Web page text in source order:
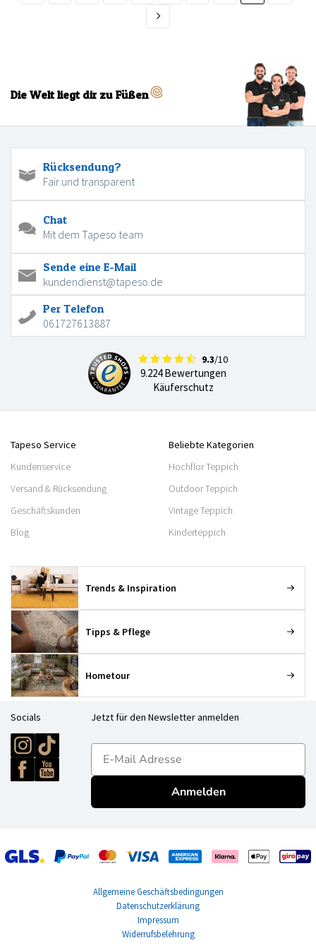
Die Welt liegt dir zu Füßen
Rücksendung?
Fair und transparent
Chat
Mit dem Tapeso team
Sende eine E-Mail
kundendienst@tapeso.de
Per Telefon
061727613887
9.3/10
9.224 Bewertungen
Käuferschutz
Tapeso Service
Kundenservice
Versand & Rücksendung
Geschäftskunden
Blog
Beliebte Kategorien
Hochflor Teppich
Outdoor Teppich
Vintage Teppich
Kinderteppich
Trends & Inspiration
Tipps & Pflege
Hometour
Socials Jetzt für den Newsletter anmelden
E-mailadres
Anmelden
Allgemeine Geschäftsbedingungen
Datenschutzerklärung
Impressum
Widerrufsbelehrung